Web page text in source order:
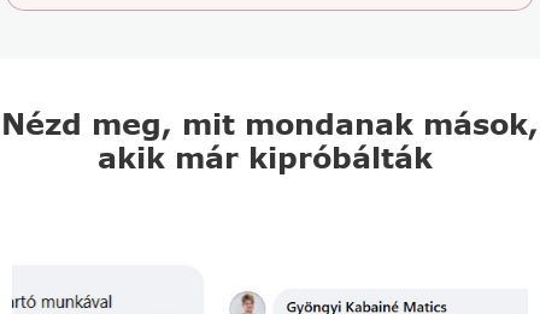
Nézd meg, mit mondanak mások,
akik már kipróbálták